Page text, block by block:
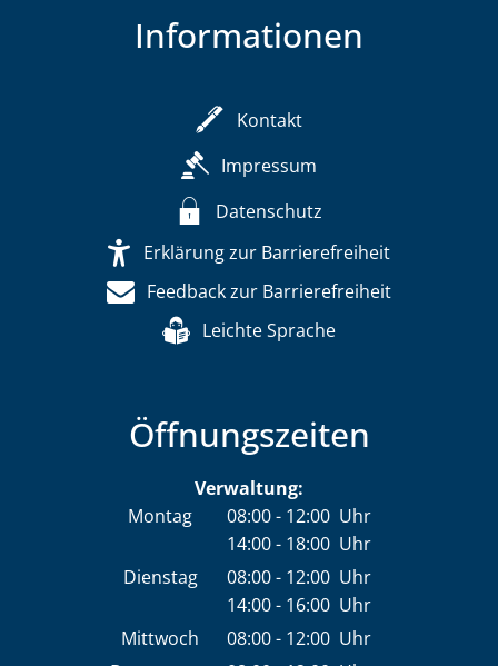
Informationen
Kontakt
Impressum
Datenschutz
Erklärung zur Barrierefreiheit
Feedback zur Barrierefreiheit
Leichte Sprache
Öffnungszeiten
Verwaltung:
Montag
08:00- 12:00 Uhr
Von 08:00 bis 12:00 Uhr
14:00- 18:00 Uhr
Von 14:00 bis 18:00 Uhr
Dienstag 08:00- 12:00 Uhr
Von 08:00 bis 12:00 Uhr
14:00- 16:00 Uhr
Von 14:00 bis 16:00 Uhr
Mittwoch 08:00- 12:00 Uhr